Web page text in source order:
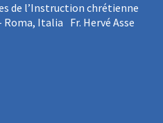
de l’Instruction chrétienne
Roma, Italia Fr. Hervé Asse